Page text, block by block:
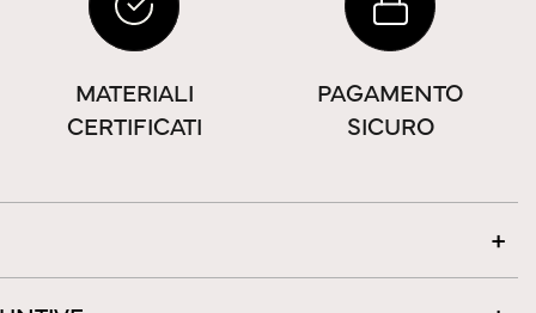
MATERIALI
CERTIFICATI
PAGAMENTO
SICURO